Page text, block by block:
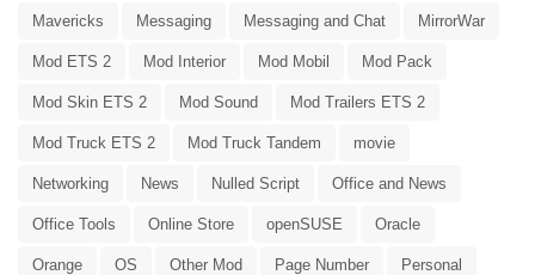
Mavericks Messaging Messaging and Chat MirrorWar
Mod ETS 2 Mod Interior Mod Mobil Mod Pack
Mod Skin ETS 2 Mod Sound Mod Trailers ETS 2
Mod Truck ETS 2 Mod Truck Tandem movie
Networking News Nulled Script Office and News
Office Tools Online Store openSUSE Oracle
Orange OS Other Mod Page Number Personal